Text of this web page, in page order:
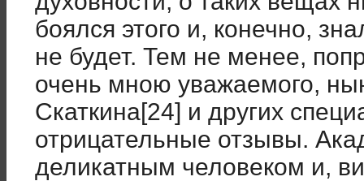
боялся этого и, конечно,
не будет. Тем не менее,
очень мною уважаемого,
Скаткина[24] и других
отрицательные отзывы.
деликатным человеком и,